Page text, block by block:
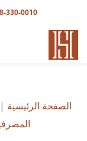
330-0010
الصفحة الرئيسية |